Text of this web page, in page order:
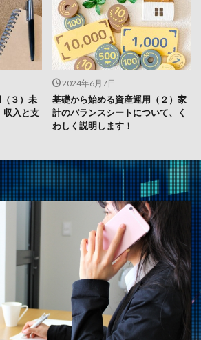
３）未
収入と支
2024年6月7日
基礎から始める資産運用（２）家
計のバランスシートについて、く
わしく説明します！